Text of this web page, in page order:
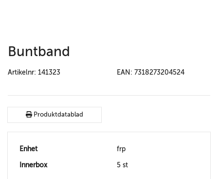
Buntband
Artikelnr: 141323 EAN: 7318273204524
Produktdatablad
Enhet frp
Innerbox 5 st